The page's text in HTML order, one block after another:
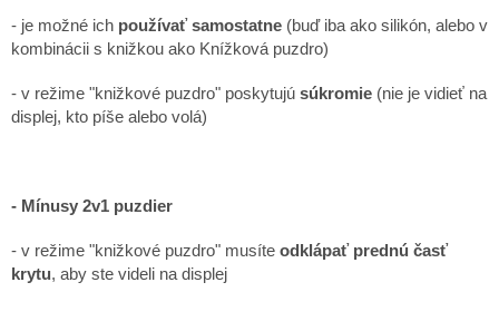
- je možné ich používať samostatne (buď iba ako silikón, alebo v
kombinácii s knižkou ako Knížková puzdro)
- v režime "knižkové puzdro" poskytujú súkromie (nie je vidieť na
displej, kto píše alebo volá)
- Mínusy 2v1 puzdier
- v režime "knižkové puzdro" musíte odklápať prednú časť
krytu, aby ste videli na displej